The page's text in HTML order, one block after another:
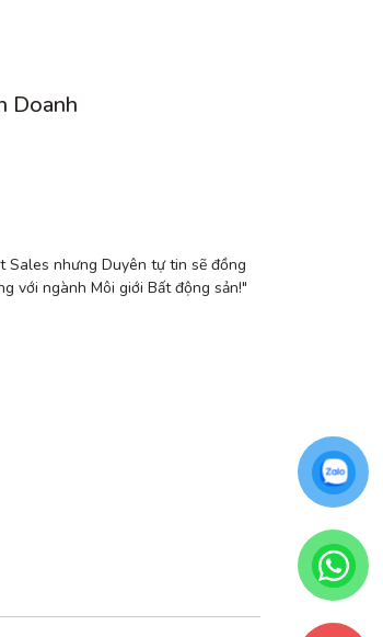
Doanh
Sales nhưng Duyên tự tin sẽ đồng
với ngành Môi giới Bất động sản!"